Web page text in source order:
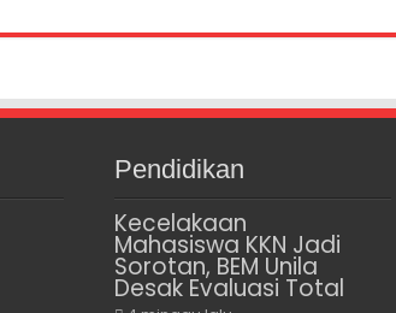
Pendidikan
Kecelakaan
Mahasiswa KKN Jadi
Sorotan, BEM Unila
Desak Evaluasi Total